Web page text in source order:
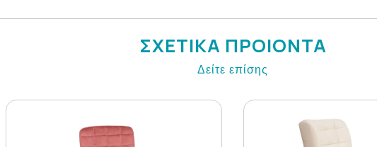
ΣΧΕΤΙΚΑ ΠΡΟΙΟΝΤΑ
Δείτε επίσης